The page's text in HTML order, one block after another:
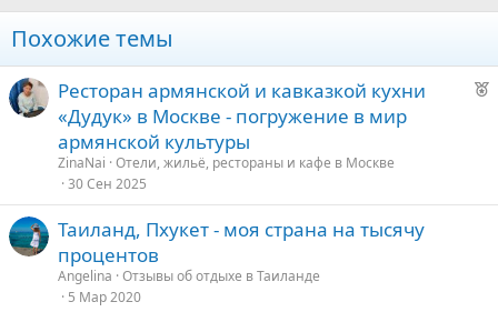
Похожие темы
Р
е
Ресторан армянской и кавказкой кухни
«Дудук» в Москве - погружение в мир
армянской культуры
ZinaNai Отели, жильё, рестораны и кафе в Москве
30 Сен 2025
Таиланд, Пхукет - моя страна на тысячу
процентов
Angelina Отзывы об отдыхе в Таиланде
5 Мар 2020